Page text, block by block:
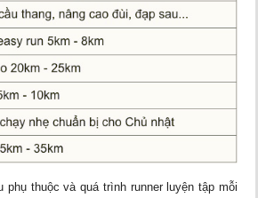
thuộc và quá trình runner luyện tập mỗi